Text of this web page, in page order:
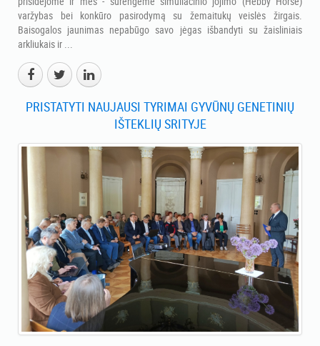
varžybas bei konkūro pasirodymą su žemaitukų veislės žirgais.
Baisogalos jaunimas nepabūgo savo jėgas išbandyti su žaisliniais
arkliukais ir ...
PRISTATYTI NAUJAUSI TYRIMAI GYVŪNŲ GENETINIŲ
IŠTEKLIŲ SRITYJE